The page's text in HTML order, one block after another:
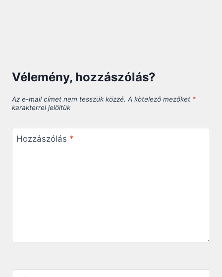
Vélemény, hozzászólás?
Az e-mail címet nem tesszük közzé. A kötelező mezőket *
karakterrel jelöltük
Hozzászólás *